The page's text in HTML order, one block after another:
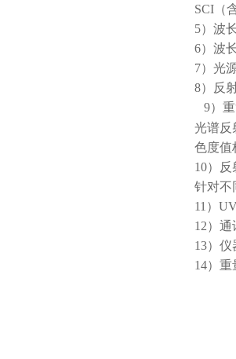
SCI（
5） 波
6） 波
7） 光
8）
反
9）
光谱反
色度值
10）反
针对不
11 ）
1 2）通
13）仪
14）重